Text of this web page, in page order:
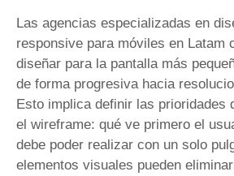
Las agencias especializadas en
responsive para móviles en Latam
diseñar para la pantalla más
de forma progresiva hacia
Esto implica definir las prioridades
el wireframe: qué ve primero el
debe poder realizar con un solo
elementos visuales pueden